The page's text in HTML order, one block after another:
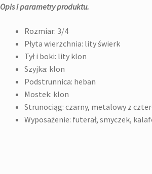
Opis i parametry produktu.
Rozmiar: 3/4
Płyta wierzchnia: lity świerk
Tył i boki: lity klon
Szyjka: klon
Podstrunnica: heban
Mostek: klon
Strunociąg: czarny, metalowy z
Wyposażenie: futerał, smyczek,